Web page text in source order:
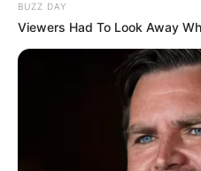
BUZZ DAY
Viewers Had To Look Away